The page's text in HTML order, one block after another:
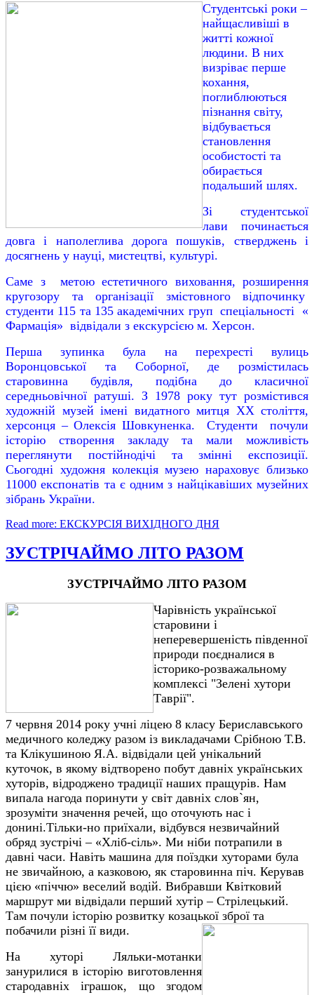
Студентські роки –
найщасливіші в
житті кожної
людини. В них
визріває перше
кохання,
поглиблюються
пізнання світу,
відбувається
становлення
особистості та
обирається
подальший шлях.
Зі студентської
лави починається
довга і наполеглива дорога пошуків, стверджень і
досягнень у науці, мистецтві, культурі.
Саме з метою естетичного виховання, розширення
кругозору та організації змістовного відпочинку
студенти 115 та 135 академічних груп спеціальності «
Фармація» відвідали з екскурсією м. Херсон.
Перша зупинка була на перехресті вулиць
Воронцовської та Соборної, де розмістилась
старовинна будівля, подібна до класичної
середньовічної ратуші. З 1978 року тут розмістився
художній музей імені видатного митця ХХ століття,
херсонця – Олексія Шовкуненка. Студенти почули
історію створення закладу та мали можливість
переглянути постійнодічі та змінні експозиції.
Сьогодні художня колекція музею нараховує близько
11000 експонатів та є одним з найцікавіших музейних
зібрань України.
Read more: ЕКСКУРСІЯ ВИХІДНОГО ДНЯ
ЗУСТРІЧАЙМО ЛІТО РАЗОМ
ЗУСТРІЧАЙМО ЛІТО РАЗОМ
Чарівність української
старовини і
неперевершеність південної
природи поєдналися в
історико-розважальному
комплексі "Зелені хутори
Таврії".
7 червня 2014 року учні ліцею 8 класу Бериславського
медичного коледжу разом із викладачами Срібною Т.В.
та Клікушиною Я.А. відвідали цей унікальний
куточок, в якому відтворено побут давніх українських
хуторів, відроджено традиції наших пращурів. Нам
випала нагода поринути у світ давніх слов`ян,
зрозуміти значення речей, що оточують нас і
донині.Тільки-но приїхали, відбувся незвичайний
обряд зустрічі – «Хліб-сіль». Ми ніби потрапили в
давні часи. Навіть машина для поїздки хуторами була
не звичайною, а казковою, як старовинна піч. Керував
цією «піччю» веселий водій. Вибравши Квітковий
маршрут ми відвідали перший хутір – Стрілецький.
Там почули історію розвитку козацької зброї та
побачили різні її види.
На хуторі Ляльки-мотанки
занурилися в історію виготовлення
стародавніх іграшок, що згодом